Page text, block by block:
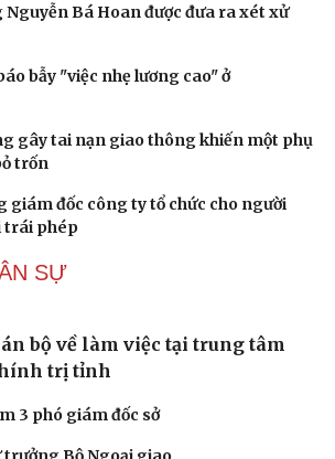
Philippines đến Việt Nam tăng
đưa TP.HCM thành thiên đường ẩm
hàng đầu thế giới
du lịch Vĩnh Long hấp dẫn khách
Nhật Bản phát hiện dấu hiệu của “hạt
từ bỏ pin tháo rời trên điện thoại?